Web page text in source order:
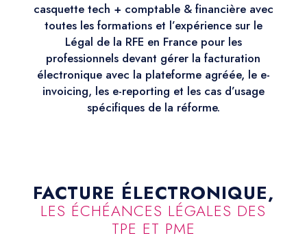
casquette tech + comptable & financière avec
toutes les formations et l’expérience sur le
Légal de la RFE en France pour les
professionnels devant gérer la facturation
électronique avec la plateforme agréée, le e-
invoicing, les e-reporting et les cas d’usage
spécifiques de la réforme.
FACTURE ÉLECTRONIQUE,
LES ÉCHÉANCES LÉGALES DES
TPE ET PME